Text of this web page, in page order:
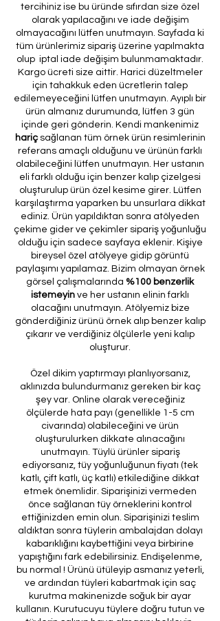
tercihiniz ise bu üründe sıfırdan size özel
olarak yapılacağını ve iade değişim
olmayacağını lütfen unutmayın. Sayfada ki
tüm ürünlerimiz sipariş üzerine yapılmakta
olup iptal iade değişim bulunmamaktadır.
Kargo ücreti size aittir. Harici düzeltmeler
için tahakkuk eden ücretlerin talep
edilemeyeceğini lütfen unutmayın. Ayıplı bir
ürün almanız durumunda, lütfen 3 gün
içinde geri gönderin. Kendi mankenimiz
hariçsağlanan tüm örnek ürün resimlerinin
referans amaçlı olduğunu ve ürünün farklı
olabileceğini lütfen unutmayın. Her ustanın
eli farklı olduğu için benzer kalıp çizelgesi
oluşturulup ürün özel kesime girer. Lütfen
karşılaştırma yaparken bu unsurlara dikkat
ediniz. Ürün yapıldıktan sonra atölyeden
çekime gider ve çekimler sipariş yoğunluğu
olduğu için sadece sayfaya eklenir. Kişiye
bireysel özel atölyeye gidip görüntü
paylaşımı yapılamaz. Bizim olmayan örnek
görsel çalışmalarında %100 benzerlik
istemeyin ve her ustanın elinin farklı
olacağını unutmayın. Atölyemiz bize
gönderdiğiniz ürünü örnek alıp benzer kalıp
çıkarır ve verdiğiniz ölçülerle yeni kalıp
oluşturur.
Özel dikim yaptırmayı planlıyorsanız,
aklınızda bulundurmanız gereken bir kaç
şey var. Online olarak vereceğiniz
ölçülerde hata payı (genellikle 1-5 cm
civarında) olabileceğini ve ürün
oluşturulurken dikkate alınacağını
unutmayın. Tüylü ürünler sipariş
ediyorsanız, tüy yoğunluğunun fiyatı (tek
katlı, çift katlı, üç katlı) etkilediğine dikkat
etmek önemlidir. Siparişinizi vermeden
önce sağlanan tüy örneklerini kontrol
ettiğinizden emin olun. Siparişinizi teslim
aldıktan sonra tüylerin ambalajdan dolayı
kabarıklığını kaybettiğini veya birbirine
yapıştığını fark edebilirsiniz. Endişelenme,
bu normal ! Ürünü ütüleyip asmanız yeterli,
ve ardından tüyleri kabartmak için saç
kurutma makinenizde soğuk bir ayar
kullanın. Kurutucuyu tüylere doğru tutun ve